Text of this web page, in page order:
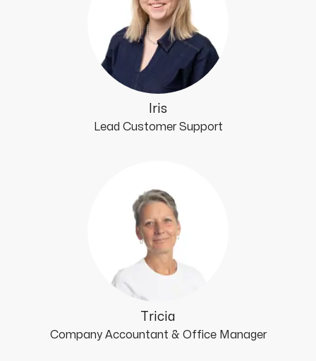
Iris
Lead Customer Support
Tricia
Company Accountant & Office Manager